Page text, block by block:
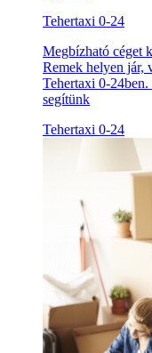
Tehertaxi 0-24
Megbízható céget
Remek helyen jár,
Tehertaxi 0-
segítünk
Tehertaxi 0-24